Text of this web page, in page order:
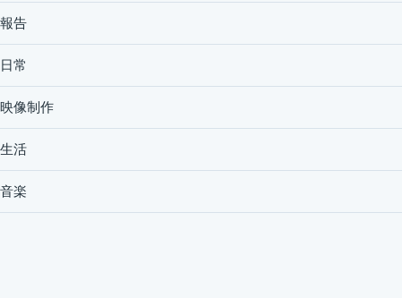
報告
日常
映像制作
生活
音楽